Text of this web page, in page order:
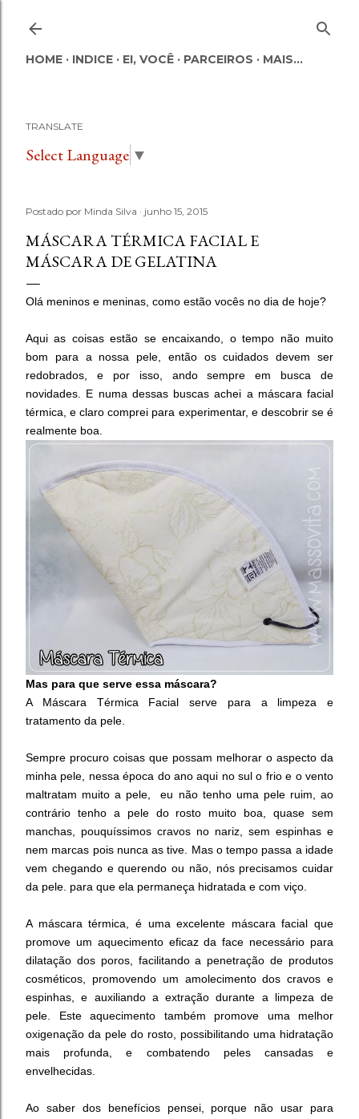
HOME INDICE EI, VOCÊ PARCEIROS MAIS…
TRANSLATE
Select Language ▼
Postado por Minda Silva junho 15, 2015
MÁSCARA TÉRMICA FACIAL E
MÁSCARA DE GELATINA
Olá meninos e meninas, como estão vocês no dia de hoje?
Aqui as coisas estão se encaixando, o tempo não muito
bom para a nossa pele, então os cuidados devem ser
redobrados, e por isso, ando sempre em busca de
novidades. E numa dessas buscas achei a máscara facial
térmica, e claro comprei para experimentar, e descobrir se é
realmente boa.
Mas para que serve essa máscara?
A Máscara Térmica Facial serve para a limpeza e
tratamento da pele.
Sempre procuro coisas que possam melhorar o aspecto da
minha pele, nessa época do ano aqui no sul o frio e o vento
maltratam muito a pele, eu não tenho uma pele ruim, ao
contrário tenho a pele do rosto muito boa, quase sem
manchas, pouquíssimos cravos no nariz, sem espinhas e
nem marcas pois nunca as tive. Mas o tempo passa a idade
vem chegando e querendo ou não, nós precisamos cuidar
da pele. para que ela permaneça hidratada e com viço.
A máscara térmica, é uma excelente máscara facial que
promove um aquecimento eficaz da face necessário para
dilatação dos poros, facilitando a penetração de produtos
cosméticos, promovendo um amolecimento dos cravos e
espinhas, e auxiliando a extração durante a limpeza de
pele. Este aquecimento também promove uma melhor
oxigenação da pele do rosto, possibilitando uma hidratação
mais profunda, e combatendo peles cansadas e
envelhecidas.
Ao saber dos benefícios pensei, porque não usar para